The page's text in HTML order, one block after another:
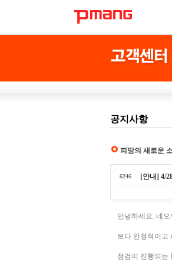
공지사항
피망의 새로운
6246 [안내] 4/
안녕하세요. 네
보다 안정적이고
점검이 진행되는